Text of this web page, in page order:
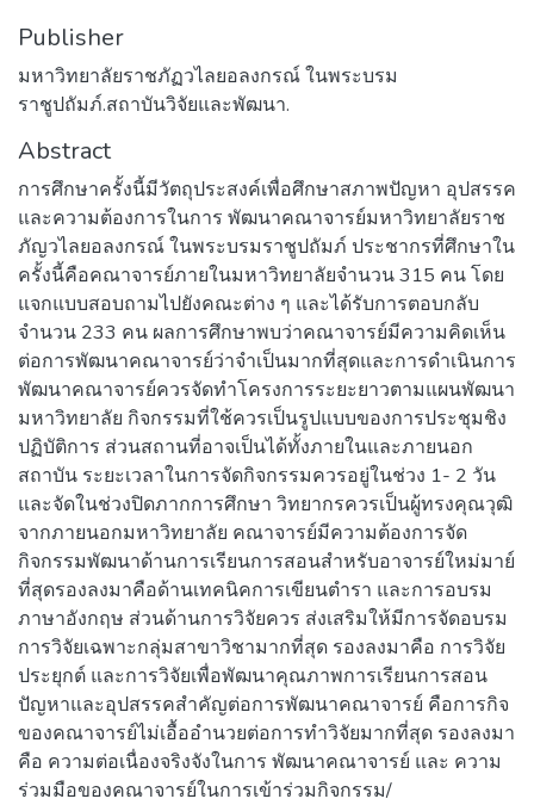
Publisher
มหาวิทยาลัยราชภัฏวไลยอลงกรณ์ ในพระบรม
ราชูปถัมภ์.สถาบันวิจัยและพัฒนา.
Abstract
การศึกษาครั้งนี้มีวัตถุประสงค์เพื่อศึกษาสภาพปัญหา อุปสรรค
และความต้องการในการ พัฒนาคณาจารย์มหาวิทยาลัยราช
ภัญวไลยอลงกรณ์ ในพระบรมราชูปถัมภ์ ประชากรที่ศึกษาใน
ครั้งนี้คือคณาจารย์ภายในมหาวิทยาลัยจำนวน 315 คน โดย
แจกแบบสอบถามไปยังคณะต่าง ๆ และได้รับการตอบกลับ
จำนวน 233 คน ผลการศึกษาพบว่าคณาจารย์มีความคิดเห็น
ต่อการพัฒนาคณาจารย์ว่าจำเป็นมากที่สุดและการดำเนินการ
พัฒนาคณาจารย์ควรจัดทำโครงการระยะยาวตามแผนพัฒนา
มหาวิทยาลัย กิจกรรมที่ใช้ควรเป็นรูปแบบของการประชุมชิง
ปฏิบัติการ ส่วนสถานที่อาจเป็นได้ทั้งภายในและภายนอก
สถาบัน ระยะเวลาในการจัดกิจกรรมควรอยู่ในช่วง 1- 2 วัน
และจัดในช่วงปิดภากการศึกษา วิทยากรควรเป็นผู้ทรงคุณวุฒิ
จากภายนอกมหาวิทยาลัย คณาจารย์มีความต้องการจัด
กิจกรรมพัฒนาด้านการเรียนการสอนสำหรับอาจารย์ใหม่มาย์
ที่สุดรองลงมาคือด้านเทคนิคการเขียนตำรา และการอบรม
ภาษาอังกฤษ ส่วนด้านการวิจัยควร ส่งเสริมให้มีการจัดอบรม
การวิจัยเฉพาะกลุ่มสาขาวิชามากที่สุด รองลงมาคือ การวิจัย
ประยุกต์ และการวิจัยเพื่อพัฒนาคุณภาพการเรียนการสอน
ปัญหาและอุปสรรคสำคัญต่อการพัฒนาคณาจารย์ คือการกิจ
ของคณาจารย์ไม่เอื้ออำนวยต่อการทำวิจัยมากที่สุด รองลงมา
คือ ความต่อเนื่องจริงจังในการ พัฒนาคณาจารย์ และ ความ
ร่วมมือของคณาจารย์ในการเข้าร่วมกิจกรรม/